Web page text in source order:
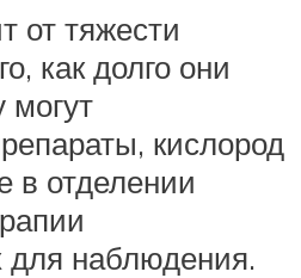
от тяжести
как долго они
могут
кислород
в отделении
наблюдения.